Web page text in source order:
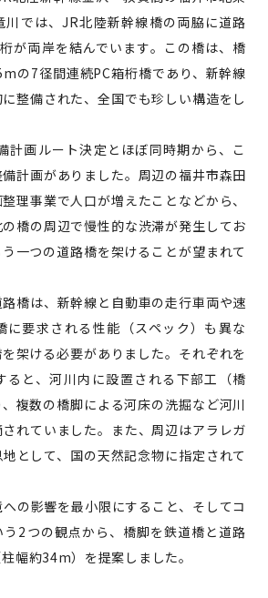
川では、JR北陸新幹線橋の両脇に道路
が両岸を結んでいます。この橋は、橋
の7径間連続PC箱桁橋であり、新幹線
整備された、全国でも珍しい構造をし
計画ルート決定とほぼ同時期から、こ
計画がありました。周辺の福井市森田
理事業で人口が増えたことなどから、
橋の周辺で慢性的な渋滞が発生してお
一つの道路橋を架けることが望まれて
橋は、新幹線と自動車の走行車両や速
に要求される性能（スペック）も異な
架ける必要がありました。それぞれを
ると、河川内に設置される下部工（橋
複数の橋脚による河床の洗掘など河川
れていました。また、周辺はアラレガ
として、国の天然記念物に指定されて
の影響を最小限にすること、そしてコ
う2つの観点から、橋脚を鉄道橋と道路
幅約34m）を提案しました。